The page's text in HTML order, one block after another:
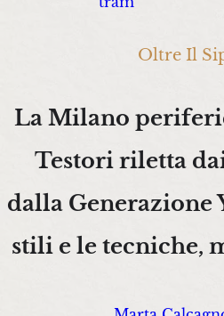
La Milano
Testori riletta
dalla Generazione
stili e le tecniche,
Oltre Il